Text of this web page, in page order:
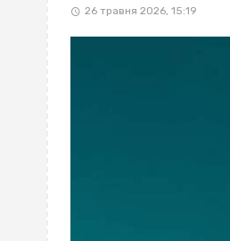
26 травня 2026, 15:19